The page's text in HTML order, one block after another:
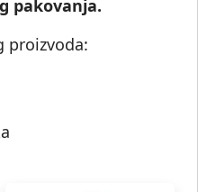
pakovanja.
proizvoda: